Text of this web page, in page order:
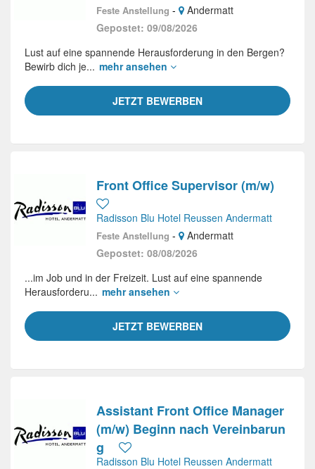
Feste Anstellung -
Andermatt
Gepostet: 09/08/2026
JETZT BEWERBEN
Lust auf eine spannende Herausforderung in den Bergen?
Bewirb dich je... mehr ansehen
Front Office Supervisor (m/w)
Radisson Blu Hotel Reussen Andermatt
Feste Anstellung -
Andermatt
Gepostet: 08/08/2026
JETZT BEWERBEN
...im Job und in der Freizeit. Lust auf eine spannende
Herausforderu... mehr ansehen
Assistant Front Office Manager
(m/w) Beginn nach Vereinbarun
g
Radisson Blu Hotel Reussen Andermatt